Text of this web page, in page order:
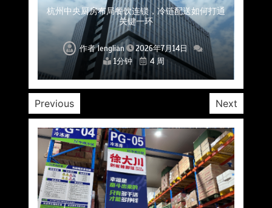
上海餐饮连锁加速，冷链配送如何破解冻品食材
流通难题？
作者lenglian
2026年7月14日
1分钟
4 周
杭州中央厨房布局餐饮连锁，冷链配送如何打通
关键一环
作者lenglian
2026年7月14日
1分钟
4 周
北京餐饮企业如何选择冷链公司？
作者lenglian
2026年7月14日
1分钟
4 周
深圳冷链物流如何护航餐饮连锁？冻品食材流通
全解析
作者lenglian
2026年7月14日
1分钟
4 周
北京餐饮仓配一体化的核心价值与落地实践解析
作者lenglian
2026年7月14日
1分钟
4 周
武汉冻品配送三要素：控温、时效、低成本如何
兼得？
作者lenglian
2026年7月14日
1分钟
4 周
重庆冷链布局解冻食材运输密码，餐饮连锁如何
稳控品质？
作者lenglian
2026年7月14日
1分钟
4 周
Previous Next